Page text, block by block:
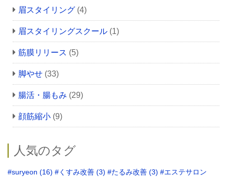
眉スタイリング (4)
眉スタイリングスクール (1)
筋膜リリース (5)
脚やせ (33)
腸活・腸もみ (29)
顔筋縮小 (9)
人気のタグ
#suryeon (16) #くすみ改善 (3) #たるみ改善 (3) #エステサロン